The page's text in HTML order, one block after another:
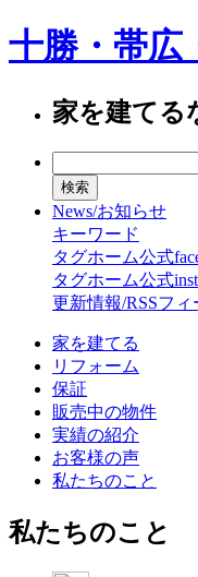
十勝・帯広
家を建てる
News/お知らせ
キーワード
タグホーム公式
タグホーム公式
更新情報/RSSフィ
家を建てる
リフォーム
保証
販売中の物件
実績の紹介
お客様の声
私たちのこと
私たちのこと